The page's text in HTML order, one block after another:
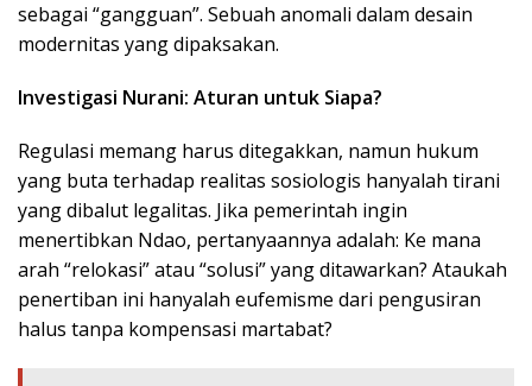
sebagai “gangguan”. Sebuah anomali dalam desain
modernitas yang dipaksakan.
Investigasi Nurani: Aturan untuk Siapa?
Regulasi memang harus ditegakkan, namun hukum
yang buta terhadap realitas sosiologis hanyalah tirani
yang dibalut legalitas. Jika pemerintah ingin
menertibkan Ndao, pertanyaannya adalah: Ke mana
arah “relokasi” atau “solusi” yang ditawarkan? Ataukah
penertiban ini hanyalah eufemisme dari pengusiran
halus tanpa kompensasi martabat?